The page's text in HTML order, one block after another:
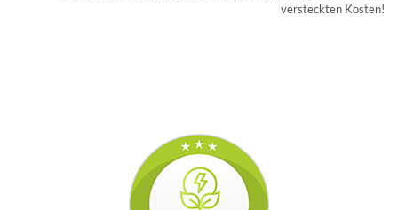
versteckten Kosten!